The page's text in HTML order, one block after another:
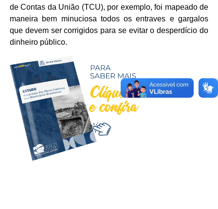
de Contas da União (TCU), por exemplo, foi mapeado de
maneira bem minuciosa todos os entraves e gargalos
que devem ser corrigidos para se evitar o desperdício do
dinheiro público.